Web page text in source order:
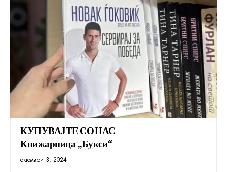
КУПУВАЈТЕ СО НАС
Книжарница „Букси“
октомври 3, 2024